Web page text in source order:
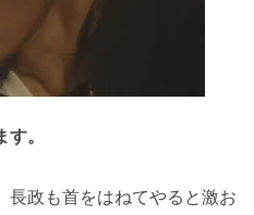
。
長政も首をはねてやると激お